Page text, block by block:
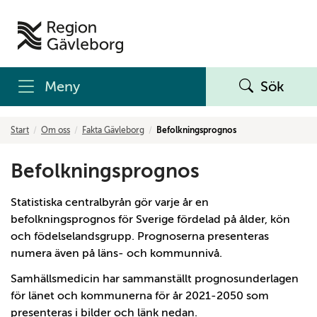
Meny Sök
Start Om oss Fakta Gävleborg Befolkningsprognos
Befolkningsprognos
Statistiska centralbyrån gör varje år en
befolkningsprognos för Sverige fördelad på ålder, kön
och födelselandsgrupp. Prognoserna presenteras
numera även på läns- och kommunnivå.
Samhällsmedicin har sammanställt prognosunderlagen
för länet och kommunerna för år 2021-2050 som
presenteras i bilder och länk nedan.